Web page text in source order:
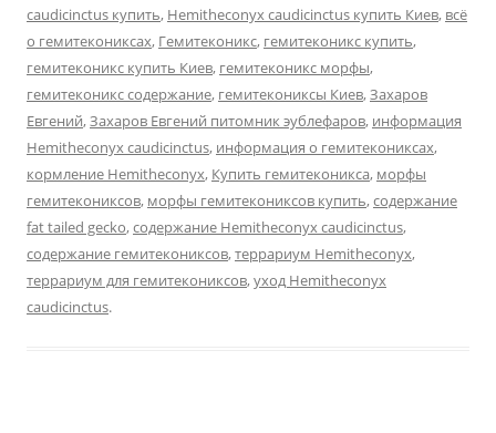
caudicinctus купить, Hemitheconyx caudicinctus купить Киев, всё
о гемитекониксах, Гемитеконикс, гемитеконикс купить,
гемитеконикс купить Киев, гемитеконикс морфы,
гемитеконикс содержание, гемитекониксы Киев,Захаров
Евгений,Захаров Евгений питомник эублефаров, информация
Hemitheconyx caudicinctus, информация о гемитекониксах,
кормление Hemitheconyx, Купить гемитеконикса, морфы
гемитекониксов, морфы гемитекониксов купить,содержание
fat tailed gecko,содержание Hemitheconyx caudicinctus,
содержание гемитекониксов,террариум Hemitheconyx,
террариум для гемитекониксов,уход Hemitheconyx
caudicinctus.